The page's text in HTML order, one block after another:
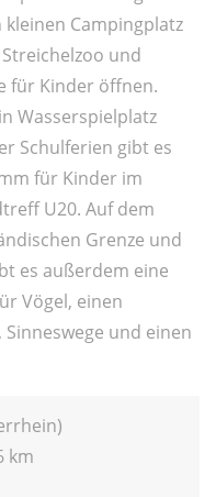
Campingplatz
und
für Kinder öffnen.
Wasserspielplatz
Schulferien gibt es
für Kinder im
U20. Auf dem
Grenze und
es außerdem eine
Vögel, einen
und einen
km